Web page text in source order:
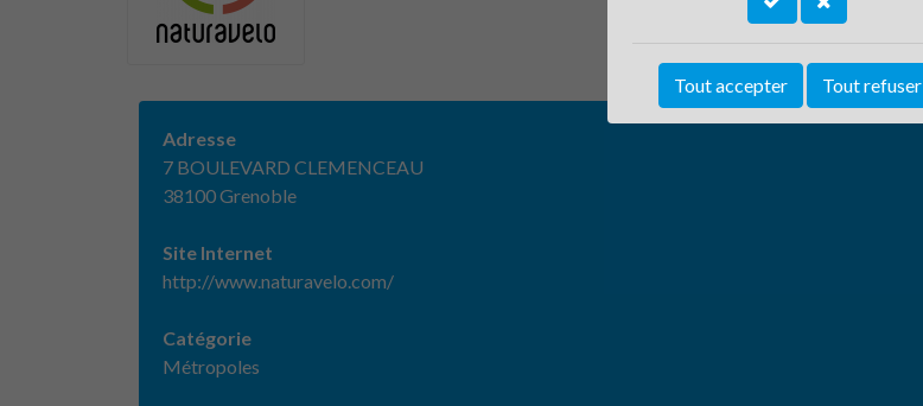
Adresse
7 BOULEVARD CLEMENCEAU
38100 Grenoble
Site Internet
http://www.naturavelo.com/
Catégorie
Métropoles
Tout accepter Tout refuser